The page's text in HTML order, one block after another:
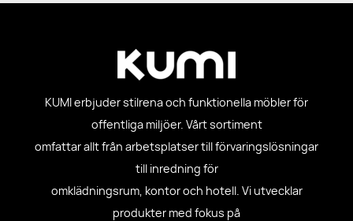
KUMI erbjuder stilrena och funktionella möbler för
offentliga miljöer. Vårt sortiment
omfattar allt från arbetsplatser till förvaringslösningar
till inredning för
omklädningsrum, kontor och hotell. Vi utvecklar
produkter med fokus på